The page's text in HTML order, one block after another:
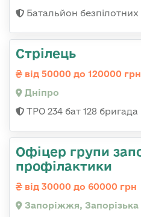
Батальйон
Стрілець
від 50000 до 120000 грн
Дніпро
ТРО 234 бат 128
Офіцер групи
профілактики
від 30000 до 60000 грн
Запоріжжя, Запорізька